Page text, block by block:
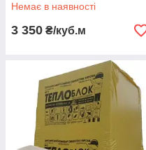
Немає в наявності
3 350 ₴/куб.м